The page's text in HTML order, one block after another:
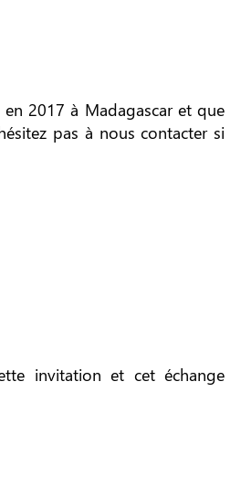
2017 à Madagascar et que
pas à nous contacter si
invitation et cet échange